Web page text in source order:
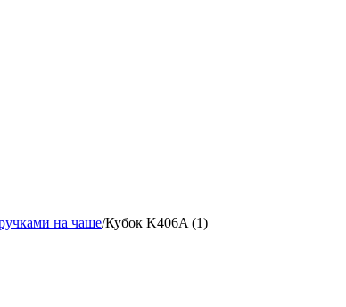
на чаше/Кубок K406A (1)